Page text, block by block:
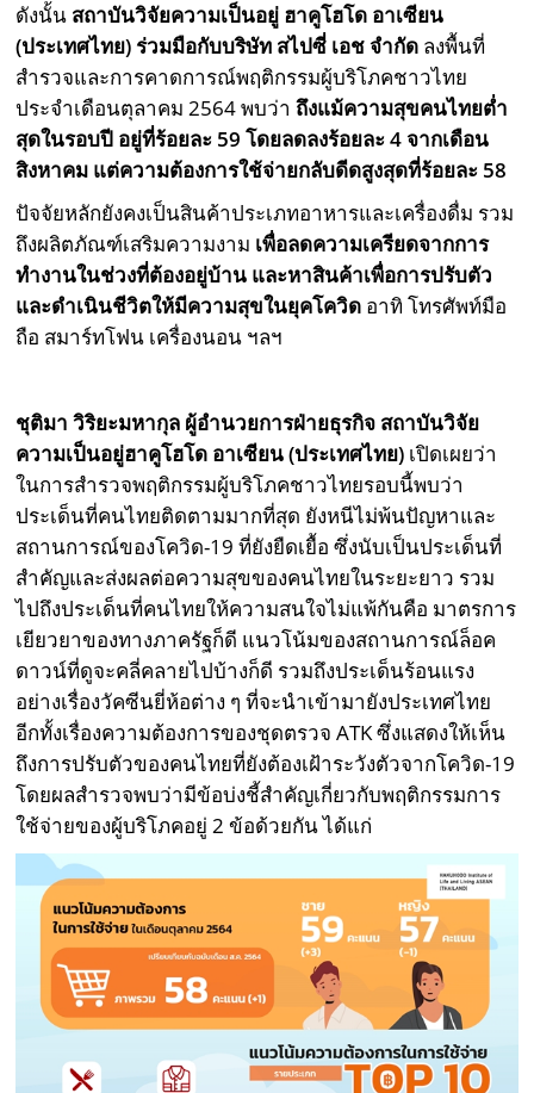
ดังนั้น สถาบันวิจัยความเป็นอยู่ ฮาคูโฮโด อาเซียน
(ประเทศไทย) ร่วมมือกับบริษัท สไปซี่ เอช จำกัด ลงพื้นที่
สำรวจและการคาดการณ์พฤติกรรมผู้บริโภคชาวไทย
ประจำเดือนตุลาคม 2564 พบว่าถึงแม้ความสุขคนไทยต่ำ
สุดในรอบปี อยู่ที่ร้อยละ 59 โดยลดลงร้อยละ 4จากเดือน
สิงหาคม แต่ความต้องการใช้จ่ายกลับดีดสูงสุดที่ร้อยละ 58
ปัจจัยหลักยังคงเป็นสินค้าประเภทอาหารและเครื่องดื่ม รวม
ถึงผลิตภัณฑ์เสริมความงาม เพื่อลดความเครียดจากการ
ทำงานในช่วงที่ต้องอยู่บ้าน และหาสินค้าเพื่อการปรับตัว
และดำเนินชีวิตให้มีความสุขในยุคโควิด อาทิ โทรศัพท์มือ
ถือ สมาร์ทโฟน เครื่องนอน ฯลฯ
ชุติมา วิริยะมหากุล ผู้อำนวยการฝ่ายธุรกิจ สถาบันวิจัย
ความเป็นอยู่ฮาคูโฮโด อาเซียน (ประเทศไทย) เปิดเผยว่า
ในการสำรวจพฤติกรรมผู้บริโภคชาวไทยรอบนี้พบว่า
ประเด็นที่คนไทยติดตามมากที่สุด ยังหนีไม่พ้นปัญหาและ
สถานการณ์ของโควิด-19 ที่ยังยืดเยื้อ ซึ่งนับเป็นประเด็นที่
สำคัญและส่งผลต่อความสุขของคนไทยในระยะยาว รวม
ไปถึงประเด็นที่คนไทยให้ความสนใจไม่แพ้กันคือ มาตรการ
เยียวยาของทางภาครัฐก็ดี แนวโน้มของสถานการณ์ล็อค
ดาวน์ที่ดูจะคลี่คลายไปบ้างก็ดี รวมถึงประเด็นร้อนแรง
อย่างเรื่องวัคซีนยี่ห้อต่าง ๆ ที่จะนำเข้ามายังประเทศไทย
อีกทั้งเรื่องความต้องการของชุดตรวจ ATK ซึ่งแสดงให้เห็น
ถึงการปรับตัวของคนไทยที่ยังต้องเฝ้าระวังตัวจากโควิด-19
โดยผลสำรวจพบว่ามีข้อบ่งชี้สำคัญเกี่ยวกับพฤติกรรมการ
ใช้จ่ายของผู้บริโภคอยู่ 2 ข้อด้วยกัน ได้แก่